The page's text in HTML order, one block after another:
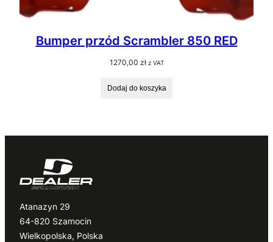
Bumper przód Scrambler 850 RED
1270,00 zł z VAT
Dodaj do koszyka
Atanazyn 29
64-820 Szamocin
Wielkopolska, Polska